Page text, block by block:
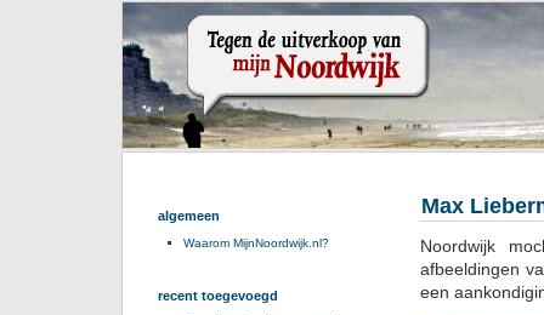
Max
Noordwijk
afbeeldingen
een
algemeen
Waarom MijnNoordwijk.nl?
recent toegevoegd